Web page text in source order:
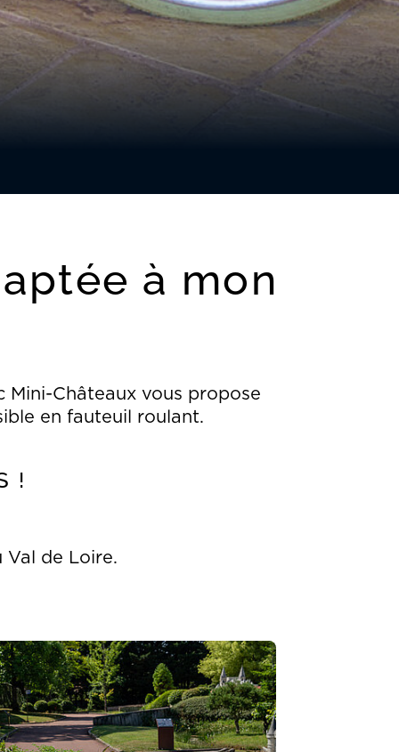
à mon
Mini-Châteaux vous propose
en fauteuil roulant.
!
Val de Loire.